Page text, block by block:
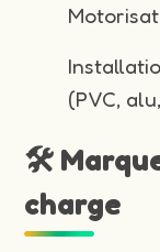
(PVC,
🛠️
charge